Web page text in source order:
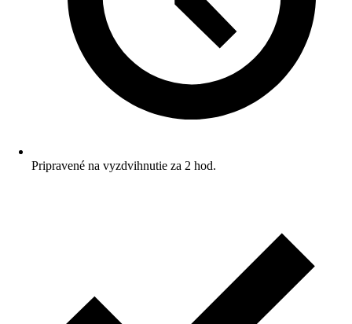
Pripravené na vyzdvihnutie za 2 hod.